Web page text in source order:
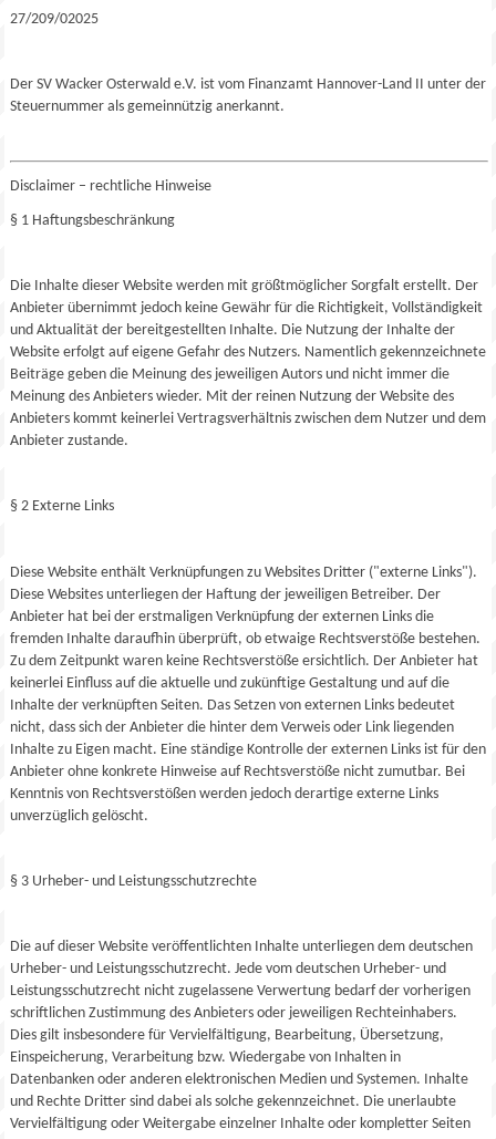
27/209/02025
Der SV Wacker Osterwald e.V. ist vom Finanzamt Hannover-Land II unter der
Steuernummer als gemeinnützig anerkannt.
Disclaimer – rechtliche Hinweise
§ 1 Haftungsbeschränkung
Die Inhalte dieser Website werden mit größtmöglicher Sorgfalt erstellt. Der
Anbieter übernimmt jedoch keine Gewähr für die Richtigkeit, Vollständigkeit
und Aktualität der bereitgestellten Inhalte. Die Nutzung der Inhalte der
Website erfolgt auf eigene Gefahr des Nutzers. Namentlich gekennzeichnete
Beiträge geben die Meinung des jeweiligen Autors und nicht immer die
Meinung des Anbieters wieder. Mit der reinen Nutzung der Website des
Anbieters kommt keinerlei Vertragsverhältnis zwischen dem Nutzer und dem
Anbieter zustande.
§ 2 Externe Links
Diese Website enthält Verknüpfungen zu Websites Dritter ("externe Links").
Diese Websites unterliegen der Haftung der jeweiligen Betreiber. Der
Anbieter hat bei der erstmaligen Verknüpfung der externen Links die
fremden Inhalte daraufhin überprüft, ob etwaige Rechtsverstöße bestehen.
Zu dem Zeitpunkt waren keine Rechtsverstöße ersichtlich. Der Anbieter hat
keinerlei Einfluss auf die aktuelle und zukünftige Gestaltung und auf die
Inhalte der verknüpften Seiten. Das Setzen von externen Links bedeutet
nicht, dass sich der Anbieter die hinter dem Verweis oder Link liegenden
Inhalte zu Eigen macht. Eine ständige Kontrolle der externen Links ist für den
Anbieter ohne konkrete Hinweise auf Rechtsverstöße nicht zumutbar. Bei
Kenntnis von Rechtsverstößen werden jedoch derartige externe Links
unverzüglich gelöscht.
§ 3 Urheber- und Leistungsschutzrechte
Die auf dieser Website veröffentlichten Inhalte unterliegen dem deutschen
Urheber- und Leistungsschutzrecht. Jede vom deutschen Urheber- und
Leistungsschutzrecht nicht zugelassene Verwertung bedarf der vorherigen
schriftlichen Zustimmung des Anbieters oder jeweiligen Rechteinhabers.
Dies gilt insbesondere für Vervielfältigung, Bearbeitung, Übersetzung,
Einspeicherung, Verarbeitung bzw. Wiedergabe von Inhalten in
Datenbanken oder anderen elektronischen Medien und Systemen. Inhalte
und Rechte Dritter sind dabei als solche gekennzeichnet. Die unerlaubte
Vervielfältigung oder Weitergabe einzelner Inhalte oder kompletter Seiten